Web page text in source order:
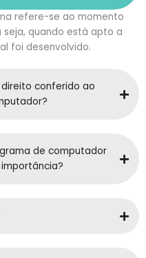
refere-se ao momento
seja, quando está apto a
foi desenvolvido.
conferido ao
de computador